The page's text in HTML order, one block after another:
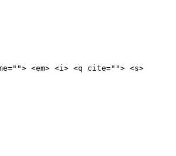
<em> <i> <q cite=""> <s>